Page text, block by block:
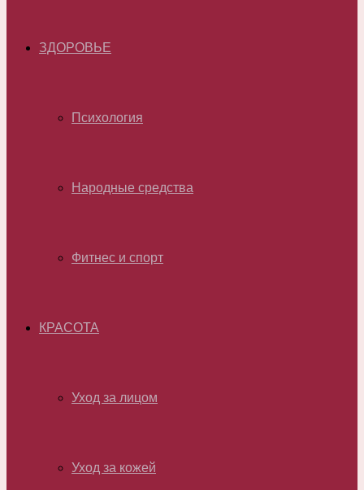
ЗДОРОВЬЕ
Психология
Народные средства
Фитнес и спорт
КРАСОТА
Уход за лицом
Уход за кожей